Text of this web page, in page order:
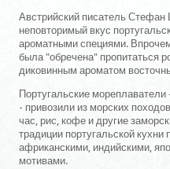
Австрийский писатель
неповторимый вкус
ароматными специями.
была "обречена" пропитаться
диковинным ароматом
Португальские
- привозили из морских
час, рис, кофе и другие
традиции португальской
африканскими, индийскими,
мотивами.